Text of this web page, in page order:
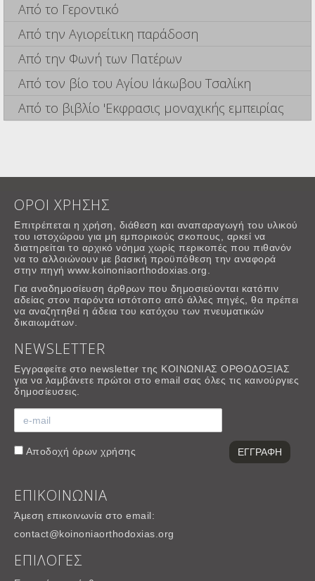
Από το Γεροντικό
Από την Αγιορείτικη παράδοση
Από την Φωνή των Πατέρων
Από τον βίο του Αγίου Ιάκωβου Τσαλίκη
Από το βιβλίο 'Εκφρασις μοναχικής εμπειρίας
ΟΡΟΙ ΧΡΗΣΗΣ
Επιτρέπεται η χρήση, διάθεση και αναπαραγωγή του υλικού
του ιστοχώρου για μη εμπορικούς σκοπους, αρκεί να
διατηρείται το αρχικό νόημα χωρίς περικοπές που πιθανόν
να το αλλοιώνουν με βασική προϋπόθεση την αναφορά
στην πηγή www.koinoniaorthodoxias.org.
Για αναδημοσίευση άρθρων που δημοσιεύονται κατόπιν
αδείας στον παρόντα ιστότοπο από άλλες πηγές, θα πρέπει
να αναζητηθεί η άδεια του κατόχου των πνευματικών
δικαιωμάτων.
NEWSLETTER
Εγγραφείτε στο newsletter της ΚΟΙΝΩΝΙΑΣ ΟΡΘΟΔΟΞΙΑΣ
για να λαμβάνετε πρώτοι στο email σας όλες τις καινούργιες
δημοσίευσεις.
Αποδοχή όρων χρήσης
ΕΠΙΚΟΙΝΩΝΙΑ
Άμεση επικοινωνία στο email:
contact@koinoniaorthodoxias.org
ΕΠΙΛΟΓΕΣ